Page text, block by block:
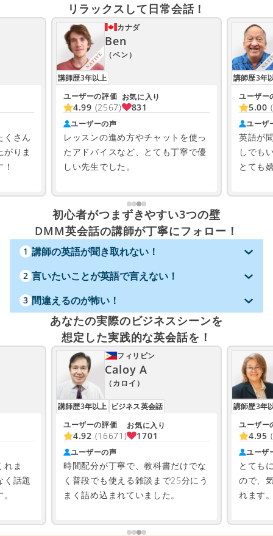
リラックスして日常会話！
くさん
りま
カナダ
Ben
（ベン）
講師歴3年以上
ユーザーの評価
4.99 (2567)
お気に入り
831
ユーザーの声
レッスンの進め方やチャットを使っ
たアドバイスなど、とても丁寧で優
しい先生でした。
講師歴3年
ユーザー
5.00
ユーザ
英語が
しでも
とても
初心者がつまずきやすい3つの壁
DMM英会話の講師が丁寧にフォロー！
1 講師の英語が聞き取れない！
2 言いたいことが英語で言えない！
3 間違えるのが怖い！
あなたの実際のビジネスシーンを
想定した実践的な英会話を！
れま
く話題
フィリピン
Caloy A
（カロイ）
講師歴3年以上 ビジネス英会話
ユーザーの評価
4.92 (16671)
お気に入り
1701
ユーザーの声
時間配分が丁寧で、教科書だけでな
く普段でも使える雑談まで25分にう
まく詰め込まれていました。
講師歴3年
ユーザー
4.95
ユーザ
とても
ので、
れます